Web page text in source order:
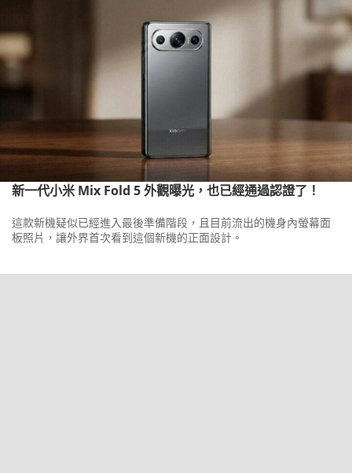
新一代小米 Mix Fold 5 外觀曝光，也已經通過認證了！
這款新機疑似已經進入最後準備階段，且目前流出的機身內螢幕面
板照片，讓外界首次看到這個新機的正面設計。